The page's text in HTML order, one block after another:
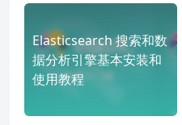
Elasticsearch 搜索和数
据分析引擎基本安装和
使用教程